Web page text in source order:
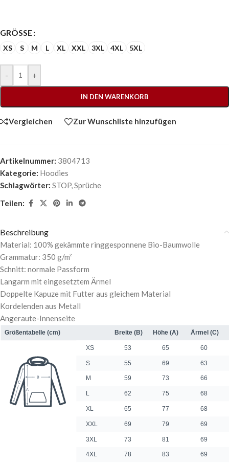
GRÖSSE
XS S M L XL XXL 3XL 4XL 5XL
- +
IN DEN WARENKORB
Vergleichen Zur Wunschliste hinzufügen
Artikelnummer: 3804713
Kategorie: Hoodies
Schlagwörter: STOP,Sprüche
Teilen:
Beschreibung
Material: 100% gekämmte ringgesponnene Bio-Baumwolle
Grammatur: 350 g/m²
Schnitt: normale Passform
Langarm mit eingesetztem Ärmel
Doppelte Kapuze mit Futter aus gleichem Material
Kordelenden aus Metall
Angeraute-Innenseite